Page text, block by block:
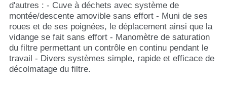
d'autres : - Cuve à déchets avec système de
montée/descente amovible sans effort - Muni de ses
roues et de ses poignées, le déplacement ainsi que la
vidange se fait sans effort - Manomètre de saturation
du filtre permettant un contrôle en continu pendant le
travail - Divers systèmes simple, rapide et efficace de
décolmatage du filtre.